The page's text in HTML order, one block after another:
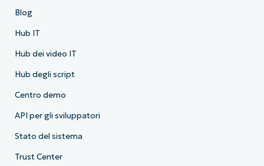
Blog
Hub IT
Hub dei video IT
Hub degli script
Centro demo
API per gli sviluppatori
Stato del sistema
Trust Center